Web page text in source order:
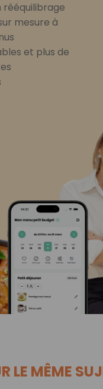
rééquilibrage
mesure à
et plus de
LE MÊME